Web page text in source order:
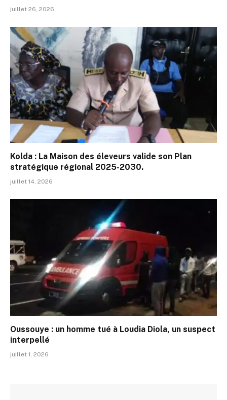
juillet 26, 2026
Kolda : La Maison des éleveurs valide son Plan
stratégique régional 2025-2030.
juillet 14, 2026
Oussouye : un homme tué à Loudia Diola, un suspect
interpellé
juillet 1, 2026